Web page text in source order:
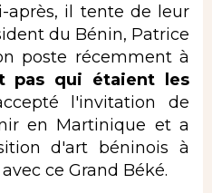
il tente de leur
du Bénin, Patrice
poste récemment à
pas qui étaient les
l'invitation de
en Martinique et a
d'art béninois à
ce Grand Béké.